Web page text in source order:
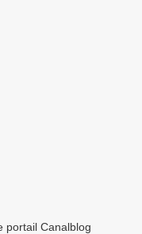
portail Canalblog